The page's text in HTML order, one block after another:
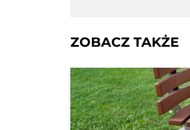
ZOBACZ TAKŻE